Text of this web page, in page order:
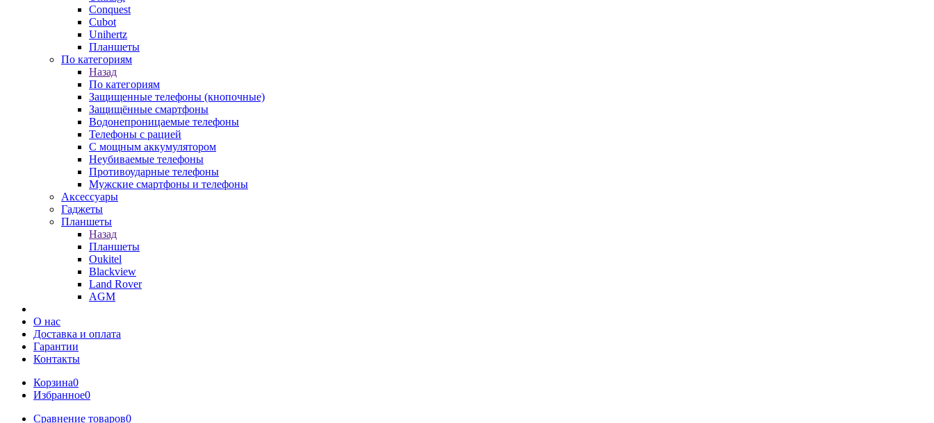
Conquest
Cubot
Unihertz
Планшеты
По категориям
Назад
По категориям
Защищенные телефоны (кнопочные)
Защищённые смартфоны
Водонепроницаемые телефоны
Телефоны с рацией
С мощным аккумулятором
Неубиваемые телефоны
Противоударные телефоны
Мужские смартфоны и телефоны
Аксессуары
Гаджеты
Планшеты
Назад
Планшеты
Oukitel
Blackview
Land Rover
AGM
О нас
Доставка и оплата
Гарантии
Контакты
Корзина0
Избранное0
Сравнение товаров0